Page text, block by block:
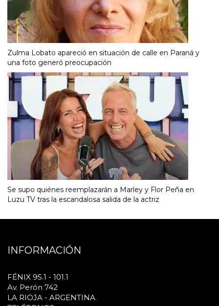
Zulma Lobato apareció en situación de calle en Paraná y
una foto generó preocupación
Se supo quiénes reemplazarán a Marley y Flor Peña en
Luzu TV tras la escandalosa salida de la actriz
INFORMACIÓN
FÉNIX 95.1 - 101.1
Av. Perón 742
LA RIOJA - ARGENTINA